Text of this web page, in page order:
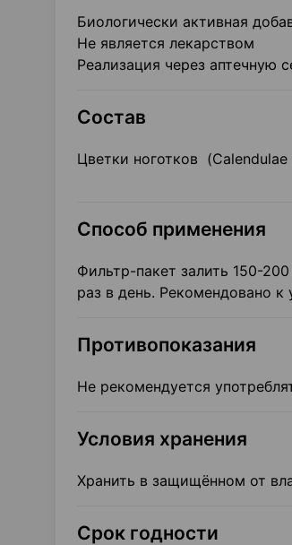
Биологически активная
Не является лекарством
Реализация через аптечную
Состав
Цветки ноготков (Calendulae
Способ применения
Фильтр-пакет залить 150-
раз в день. Рекомендовано к
Противопоказания
Не рекомендуется
Условия хранения
Хранить в защищённом от
Срок годности